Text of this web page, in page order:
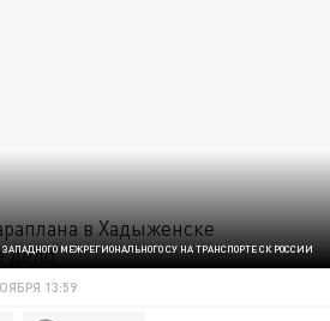
МЕЖРЕГИОНАЛЬНОГО СУ НА ТРАНСПОРТЕ СК РОССИИ
13:59